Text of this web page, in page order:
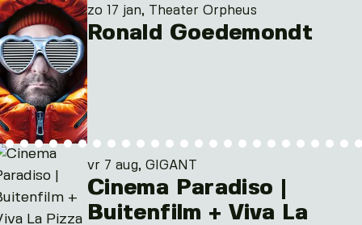
zo 17 jan, Theater Orpheus
Ronald Goedemondt
vr 7 aug, GIGANT
Cinema Paradiso |
Buitenfilm + Viva La